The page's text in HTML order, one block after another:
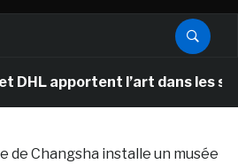
apportent l’art dans les
de Changsha installe un musée